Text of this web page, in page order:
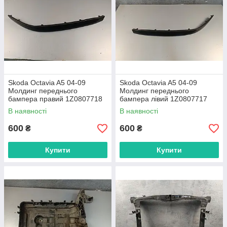
Skoda Octavia A5 04-09
Молдинг переднього
бампера правий 1Z0807718
В наявності
600 ₴
Купити
Skoda Octavia A5 04-09
Молдинг переднього
бампера лівий 1Z0807717
В наявності
600 ₴
Купити